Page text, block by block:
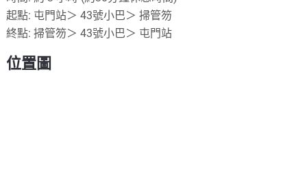
起點: 屯門站＞ 43號小巴＞ 掃管笏
終點: 掃管笏＞ 43號小巴＞ 屯門站
位置圖